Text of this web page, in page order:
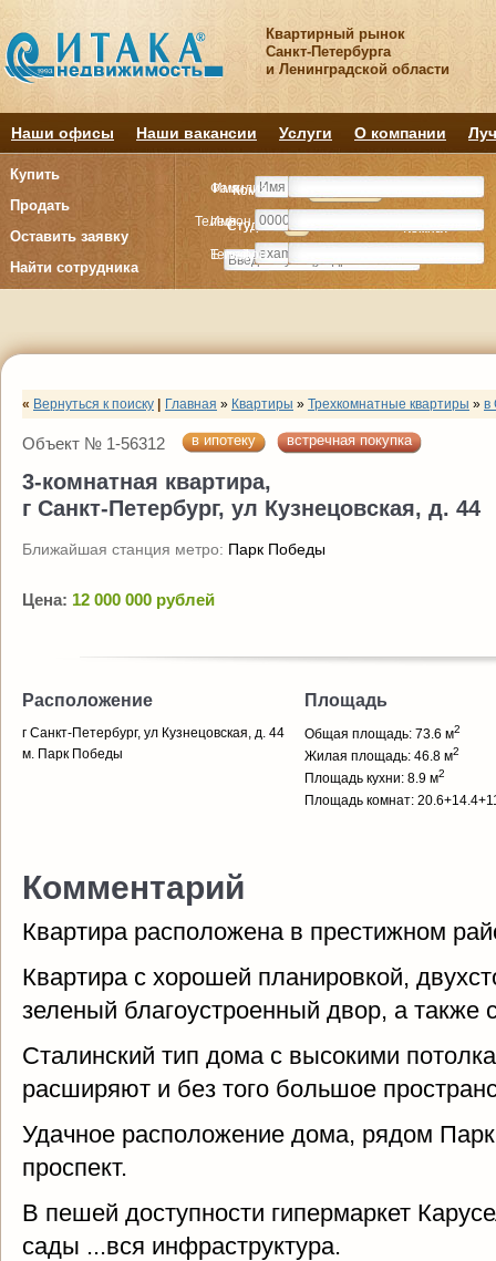
Квартирный рынок
Санкт-Петербурга
и Ленинградской области
Наши офисы Наши вакансии Услуги О компании
Купить
Продать
Оставить заявку
Найти сотрудника
Комнату
Студия Комнат
Комнату
Студия Комнат
Имя
Телефон
E-mail
Фамилия
Имя
Телефон
« Вернуться к поиску Главная » Квартиры » Трехкомнатные квартиры » в
Объект № 1-56312 в ипотеку встречная покупка
3-комнатная квартира,
г Санкт-Петербург, ул Кузнецовская, д. 44
Ближайшая станция метро: Парк Победы
Цена: 12 000 000 рублей
Расположение
г Санкт-Петербург, ул Кузнецовская, д. 44
м. Парк Победы
Площадь
Общая площадь: 73.6 м2
Жилая площадь: 46.8 м2
Площадь кухни: 8.9 м2
Площадь комнат:
Комментарий
Квартира расположена в престижном
Квартира с хорошей планировкой,
зеленый благоустроенный двор, а
Сталинский тип дома с высокими
расширяют и без того большое
Удачное расположение дома, рядом
проспект.
В пешей доступности гипермаркет
сады ...вся инфраструктура.